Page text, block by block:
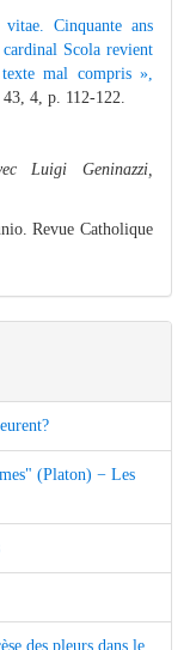
vitae. Cinquante ans
Scola revient
mal compris »,
4, p. 112-122.
Luigi Geninazzi,
Revue Catholique
(Platon) − Les
des pleurs dans le